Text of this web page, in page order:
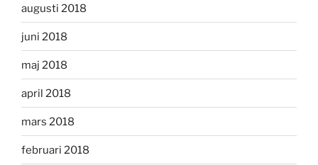
augusti 2018
juni 2018
maj 2018
april 2018
mars 2018
februari 2018